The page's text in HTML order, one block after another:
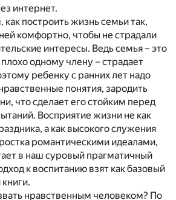
интернет.
как построить жизнь семьи так,
комфортно, чтобы не страдали
интересы. Ведь семья – это
одному члену – страдает
ребенку с ранних лет надо
понятия, зародить
что сделает его стойким перед
Восприятие жизни не как
а как высокого служения
романтическими идеалами,
в наш суровый прагматичный
к воспитанию взят как базовый
нравственным человеком? По